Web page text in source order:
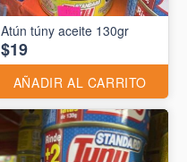
Atún túny aceite 130gr
$19
AÑADIR AL CARRITO